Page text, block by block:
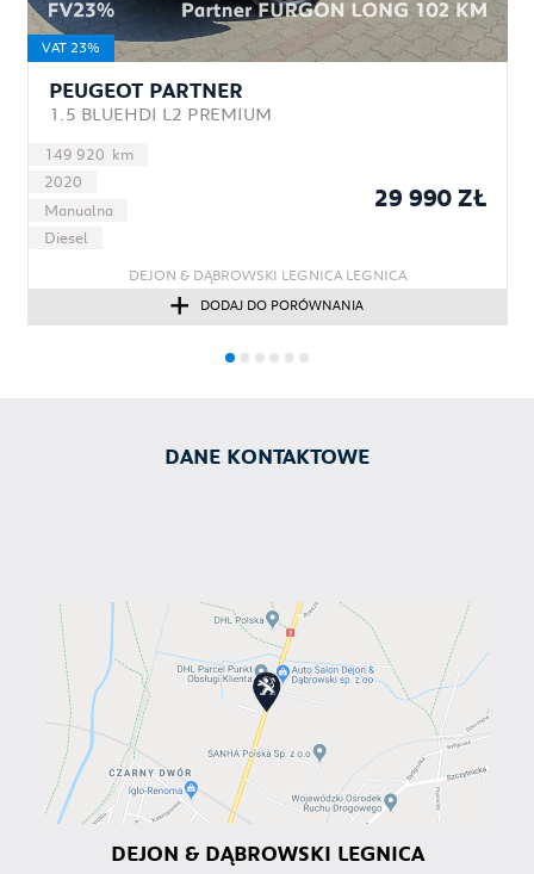
VAT 23%
PEUGEOT PARTNER
1.5 BLUEHDI L2 PREMIUM
149 920 km
2020
Manualna
Diesel
29 990 ZŁ
DEJON & DĄBROWSKI LEGNICA LEGNICA
DODAJ DO PORÓWNANIA
DANE KONTAKTOWE
DEJON & DĄBROWSKI LEGNICA